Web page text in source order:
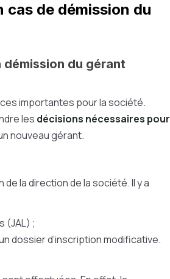
de démission du
du gérant
importantes pour la société.
les décisions nécessaires pour
nouveau gérant.
la direction de la société. Il y a
(JAL) ;
dossier d’inscription modificative.